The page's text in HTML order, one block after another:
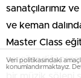
sanatçılarımız
ve keman
Master Class
sergilendiği
Veri politikasındaki
konumlandırmaktayız.